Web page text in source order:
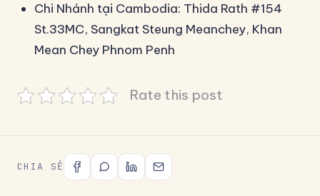
Chi Nhánh tại Cambodia: Thida Rath #154
St.33MC, Sangkat Steung Meanchey, Khan
Mean Chey Phnom Penh
Rate this post
CHIA SẺ